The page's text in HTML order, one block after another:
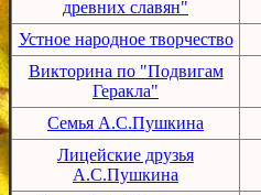
древних славян"
Устное народное творчество
Викторина по "Подвигам
Геракла"
Семья А.С.Пушкина
Лицейские друзья
А.С.Пушкина